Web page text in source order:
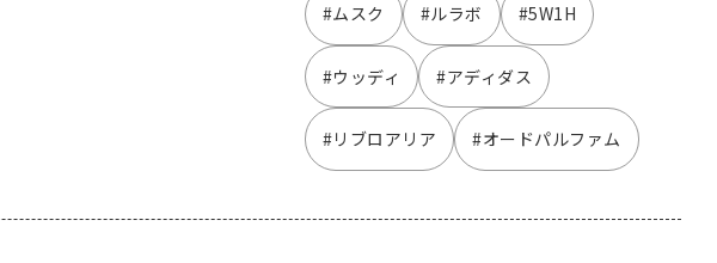
#ムスク #ルラボ #5W1H
#ウッディ #アディダス
#リブロアリア #オードパルファム